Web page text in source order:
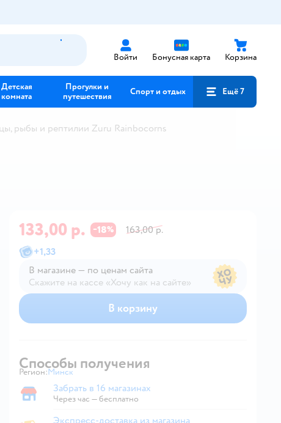
Войти Бонусная карта Корзина
Детская
комната
Прогулки и
путешествия
Спорт и отдых Ещё 7
рыбы и рептилии Zuru Rainbocorns
133,00 р. −18%
163,00 р.
+1,33
В магазине — по ценам сайта
Скажите на кассе «Хочу как на сайте»
В магазине — по ценам сайта
В корзину
Способы получения
Регион: Выбор адреса доставки.
Минск
Забрать в магазине
Забрать в 16 магазинах
Через час — бесплатно
Экспресс-доставка из магазина